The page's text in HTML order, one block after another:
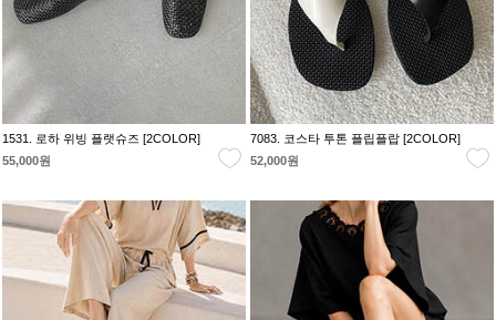
1531. 로하 위빙 플랫슈즈 [2COLOR]
55,000원
7083. 코스타 투톤 플립플랍 [2COLOR]
52,000원